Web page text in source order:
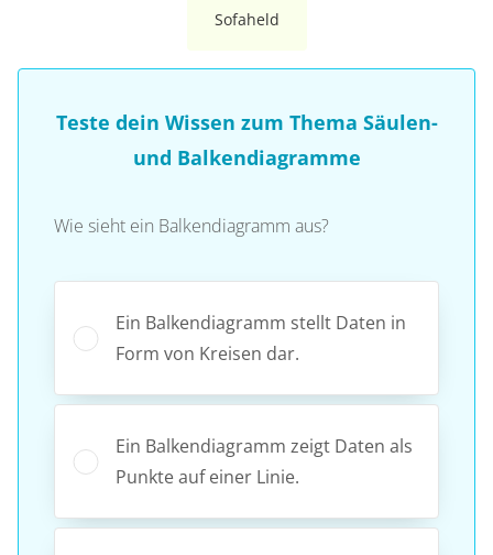
Sofaheld
Teste dein Wissen zum Thema Säulen-
und Balkendiagramme
Wie sieht ein Balkendiagramm aus?
Ein Balkendiagramm stellt Daten in
Form von Kreisen dar.
Ein Balkendiagramm zeigt Daten als
Punkte auf einer Linie.